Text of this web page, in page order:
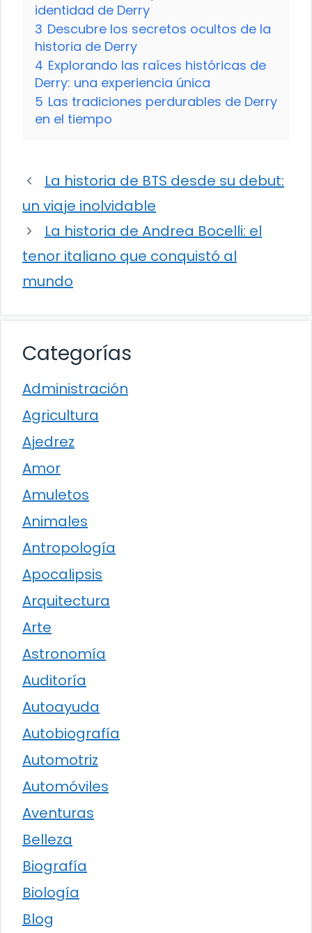
identidad de Derry
3 Descubre los secretos ocultos de la
historia de Derry
4 Explorando las raíces históricas de
Derry: una experiencia única
5 Las tradiciones perdurables de Derry
en el tiempo
La historia de BTS desde su debut:
un viaje inolvidable
La historia de Andrea Bocelli: el
tenor italiano que conquistó al
mundo
Categorías
Administración
Agricultura
Ajedrez
Amor
Amuletos
Animales
Antropología
Apocalipsis
Arquitectura
Arte
Astronomía
Auditoría
Autoayuda
Autobiografía
Automotriz
Automóviles
Aventuras
Belleza
Biografía
Biología
Blog